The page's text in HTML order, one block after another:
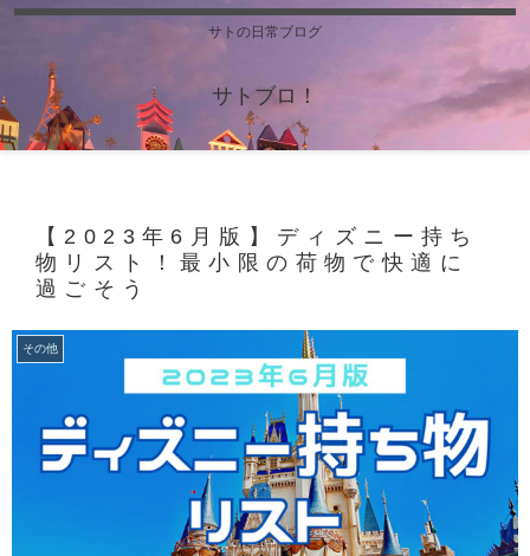
サトの日常ブログ
サトブロ！
【2023年6月版】ディズニー持ち
物リスト！最小限の荷物で快適に
過ごそう
その他